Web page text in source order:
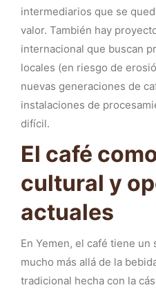
intermediarios que se
valor. También hay
internacional que buscan
locales (en riesgo de
nuevas generaciones de
instalaciones de
difícil.
El café
cultural y
actuales
En Yemen, el café tiene
mucho más allá de la
tradicional hecha con la